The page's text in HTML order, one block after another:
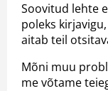
Soovitud lehte
poleks
aitab teil
Mõni muu
me võtame